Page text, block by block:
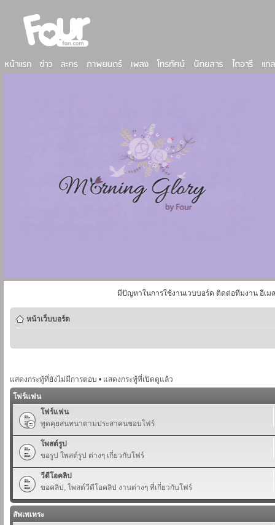
มีปัญหาในการใช้งานเวบบอร์ด ติดต่อทีมงาน อีเม
หน้าเว็บบอร์ด
แสดงกระทู้ที่ยังไม่มีการตอบ • แสดงกระทู้ที่เปิดดูแล้ว
โฟร์แฟน
โฟร์แฟน
พูดคุยสนทนาตามประสาคนชอบโฟร์
โพสต์รูป
ขอรูป โพสต์รูป ต่างๆ เกี่ยวกับโฟร์
วีดีโอคลิป
ขอคลิป, โพสต์วีดีโอคลิป งานต่างๆ ที่เกี่ยวกับโฟร์
สัพเพเหระ